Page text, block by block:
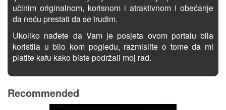
učinim originalnom, korisnom i atraktivnom i obećanje
da neću prestati da se trudim.
Ukoliko nađete da Vam je posjeta ovom portalu bila
koristila u bilo kom pogledu, razmislite o tome da mi
platite kafu kako biste podržali moj rad.
Recommended